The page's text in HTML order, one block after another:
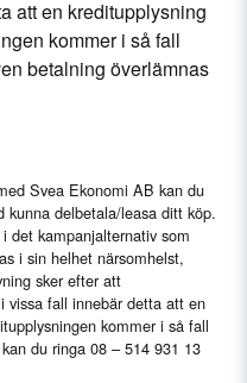
att en kreditupplysning
kommer i så fall
betalning överlämnas
Svea Ekonomi AB kan du
kunna delbetala/leasa ditt köp.
det kampanjalternativ som
i sin helhet närsomhelst,
sker efter att
vissa fall innebär detta att en
kommer i så fall
du ringa 08 – 514 931 13